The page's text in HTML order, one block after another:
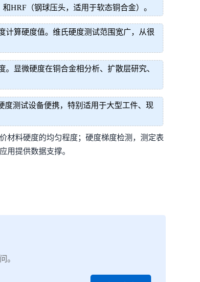
HRF（钢球压头，适用于软态铜合金）。
计算硬度值。维氏硬度测试范围宽广，从很
显微硬度在铜合金相分析、扩散层研究、
度测试设备便携，特别适用于大型工件、现
材料硬度的均匀程度；硬度梯度检测，测定表
用提供数据支撑。
。